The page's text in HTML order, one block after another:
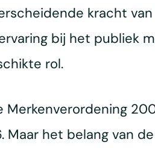
kracht
bij het publiek
rol.
Merkenverordening
Maar het belang van